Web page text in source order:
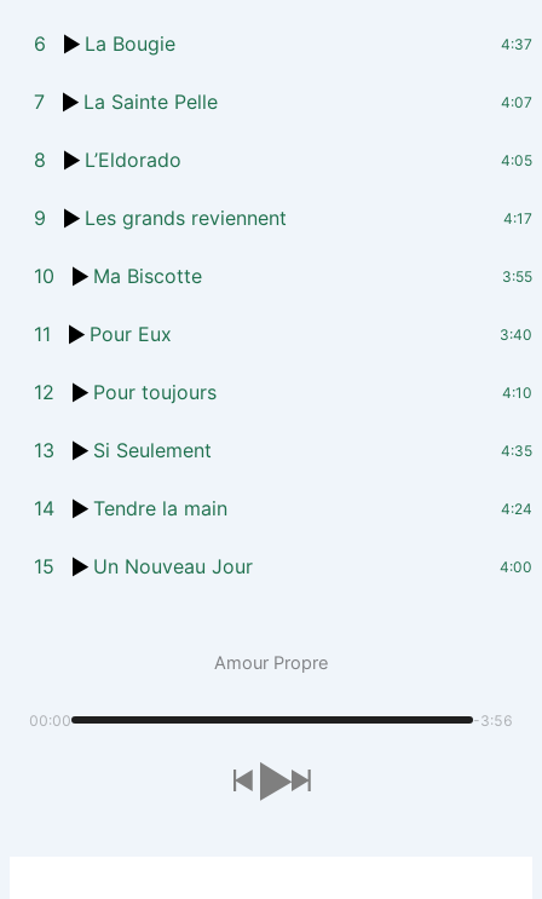
6 La Bougie 4:37
7 La Sainte Pelle 4:07
8 L’Eldorado 4:05
9 Les grands reviennent 4:17
10 Ma Biscotte 3:55
11 Pour Eux 3:40
12 Pour toujours 4:10
13 Si Seulement 4:35
14 Tendre la main 4:24
15 Un Nouveau Jour 4:00
Amour Propre
00:00 -3:56